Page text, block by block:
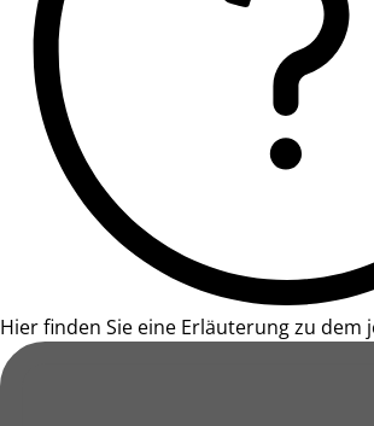
Hier finden Sie eine Erläuterung zu dem